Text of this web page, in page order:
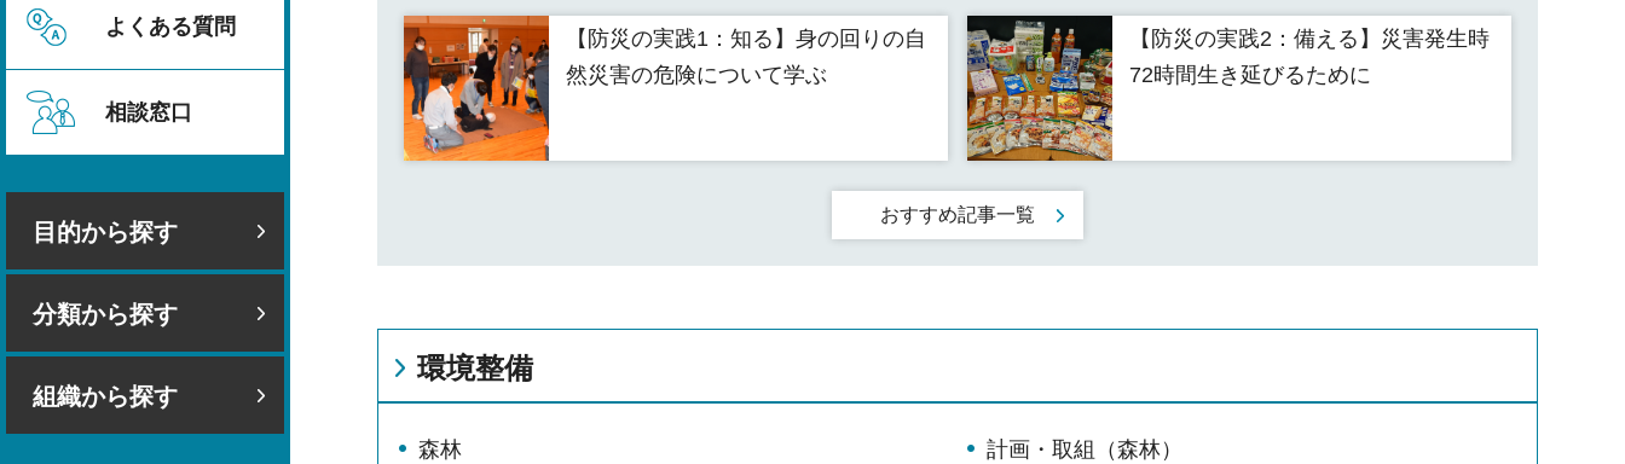
よくある質問
相談窓口
目的から探す
分類から探す
組織から探す
【防災の実践1：知る】身の回りの自
然災害の危険について学ぶ
【防災の実践2：備える】災害発生時
72時間生き延びるために
おすすめ記事一覧
環境整備
森林 計画・取組（森林）